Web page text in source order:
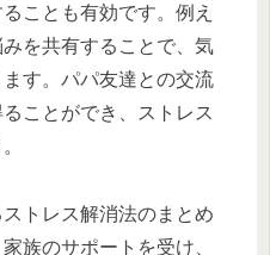
ことも有効です。例え
を共有することで、気
す。パパ友達との交流
ことができ、ストレス
トレス解消法のまとめ
族のサポートを受け、